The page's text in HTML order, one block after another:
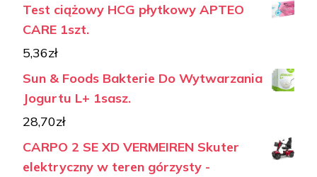
Test ciążowy HCG płytkowy APTEO
CARE 1szt.
5,36zł
Sun & Foods Bakterie Do Wytwarzania
Jogurtu L+ 1sasz.
28,70zł
CARPO 2 SE XD VERMEIREN Skuter
elektryczny w teren górzysty -